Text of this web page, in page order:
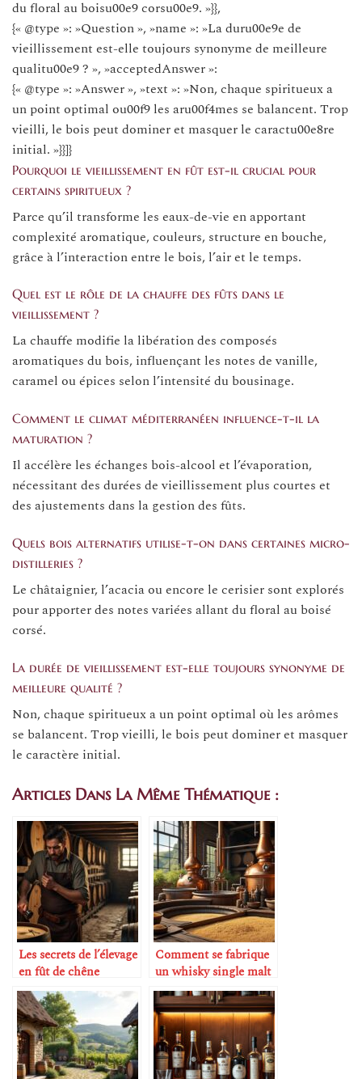
du floral au boisu00e9 corsu00e9. »}},
{« @type »: »Question », »name »: »La duru00e9e de
vieillissement est-elle toujours synonyme de meilleure
qualitu00e9 ? », »acceptedAnswer »:
{« @type »: »Answer », »text »: »Non, chaque spiritueux a
un point optimal ou00f9 les aru00f4mes se balancent. Trop
vieilli, le bois peut dominer et masquer le caractu00e8re
initial. »}}]}
Pourquoi le vieillissement en fût est-il crucial pour
certains spiritueux ?
Parce qu’il transforme les eaux-de-vie en apportant
complexité aromatique, couleurs, structure en bouche,
grâce à l’interaction entre le bois, l’air et le temps.
Quel est le rôle de la chauffe des fûts dans le
vieillissement ?
La chauffe modifie la libération des composés
aromatiques du bois, influençant les notes de vanille,
caramel ou épices selon l’intensité du bousinage.
Comment le climat méditerranéen influence-t-il la
maturation ?
Il accélère les échanges bois-alcool et l’évaporation,
nécessitant des durées de vieillissement plus courtes et
des ajustements dans la gestion des fûts.
Quels bois alternatifs utilise-t-on dans certaines micro-
distilleries ?
Le châtaignier, l’acacia ou encore le cerisier sont explorés
pour apporter des notes variées allant du floral au boisé
corsé.
La durée de vieillissement est-elle toujours synonyme de
meilleure qualité ?
Non, chaque spiritueux a un point optimal où les arômes
se balancent. Trop vieilli, le bois peut dominer et masquer
le caractère initial.
Articles Dans La Même Thématique :
Les secrets de l’élevage
en fût de chêne
Comment se fabrique
un whisky single malt